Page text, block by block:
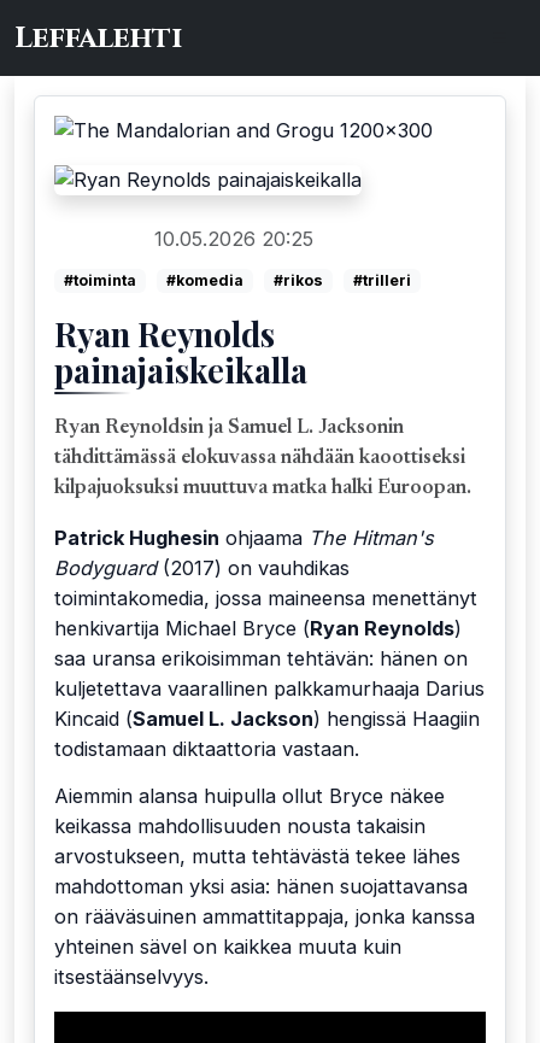
Leffalehti
10.05.2026 20:25
#toiminta #komedia #rikos #trilleri
Ryan Reynolds
painajaiskeikalla
Ryan Reynoldsin ja Samuel L. Jacksonin
tähdittämässä elokuvassa nähdään kaoottiseksi
kilpajuoksuksi muuttuva matka halki Euroopan.
Patrick Hughesin ohjaama The Hitman's
Bodyguard (2017) on vauhdikas
toimintakomedia, jossa maineensa menettänyt
henkivartija Michael Bryce (Ryan Reynolds)
saa uransa erikoisimman tehtävän: hänen on
kuljetettava vaarallinen palkkamurhaaja Darius
Kincaid (Samuel L. Jackson) hengissä Haagiin
todistamaan diktaattoria vastaan.
Aiemmin alansa huipulla ollut Bryce näkee
keikassa mahdollisuuden nousta takaisin
arvostukseen, mutta tehtävästä tekee lähes
mahdottoman yksi asia: hänen suojattavansa
on rääväsuinen ammattitappaja, jonka kanssa
yhteinen sävel on kaikkea muuta kuin
itsestäänselvyys.